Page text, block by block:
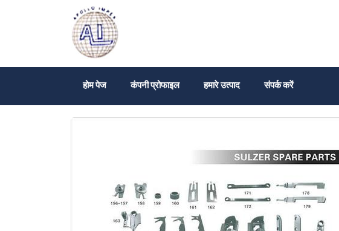
होम पेज कंपनी प्रोफाइल हमारे उत्पाद संपर्क करें